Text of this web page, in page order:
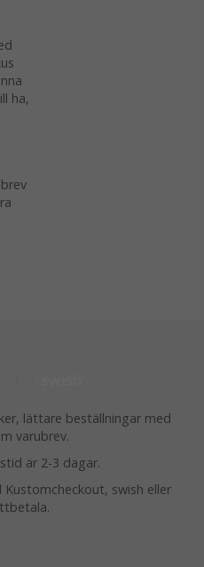
ha,
lättare beställningar med
varubrev.
är 2-3 dagar.
swish eller